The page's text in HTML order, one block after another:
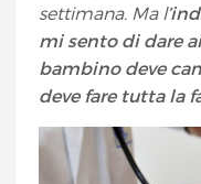
settimana. Ma l
mi sento di dare
bambino deve
deve fare tutta la